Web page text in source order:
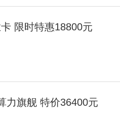
限时特惠18800元
力旗舰 特价36400元